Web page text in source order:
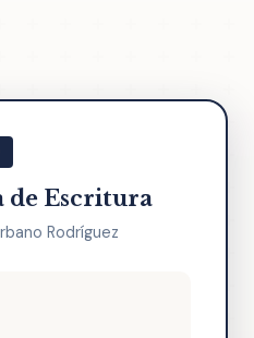
de Escritura
Rodríguez